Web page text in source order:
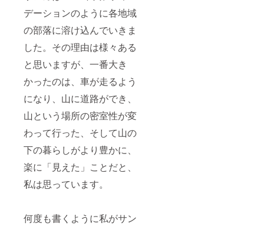
デーションのように各地域
の部落に溶け込んでいきま
した。その理由は様々ある
と思いますが、一番大き
かったのは、車が走るよう
になり、山に道路ができ、
山という場所の密室性が変
わって行った、そして山の
下の暮らしがより豊かに、
楽に「見えた」ことだと、
私は思っています。
何度も書くように私がサン